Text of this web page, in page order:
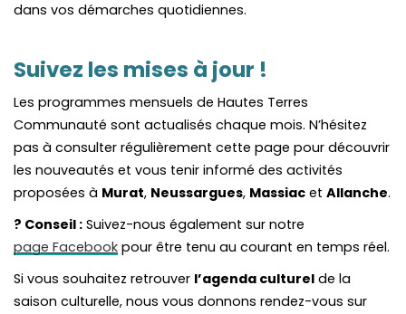
dans vos démarches quotidiennes.
Suivez les mises à jour !
Les programmes mensuels de Hautes Terres
Communauté sont actualisés chaque mois. N’hésitez
pas à consulter régulièrement cette page pour découvrir
les nouveautés et vous tenir informé des activités
proposées à Murat, Neussargues, Massiac et Allanche.
? Conseil : Suivez-nous également sur notre
page Facebook pour être tenu au courant en temps réel.
Si vous souhaitez retrouver l’agenda culturel de la
saison culturelle, nous vous donnons rendez-vous sur